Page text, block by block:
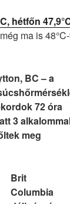
hétfőn
ma is
BC – a
72 óra
3
meg
Brit
Columbia